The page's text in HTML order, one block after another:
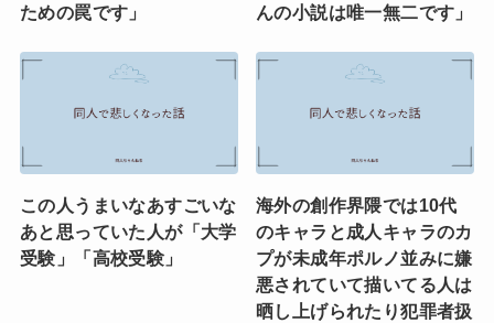
ための罠です」
んの小説は唯一無二です」
この人うまいなあすごいな
あと思っていた人が「大学
受験」「高校受験」
海外の創作界隈では10代
のキャラと成人キャラのカ
プが未成年ポルノ並みに嫌
悪されていて描いてる人は
晒し上げられたり犯罪者扱